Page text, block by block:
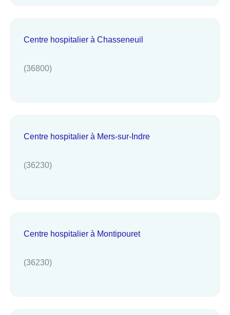
Centre hospitalier à Chasseneuil
(36800)
Centre hospitalier à Mers-sur-Indre
(36230)
Centre hospitalier à Montipouret
(36230)